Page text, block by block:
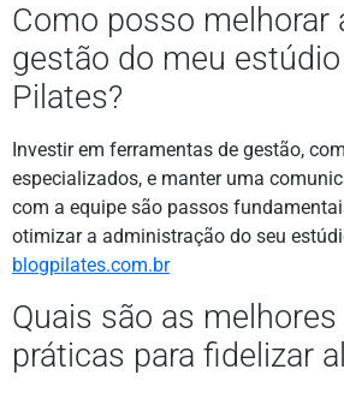
Como posso melhorar
gestão do meu
Pilates?
Investir em ferramentas de gestão,
especializados, e manter uma
com a equipe são passos
otimizar a administração do seu
blogpilates.com.br
Quais são as melhores
práticas para fidelizar